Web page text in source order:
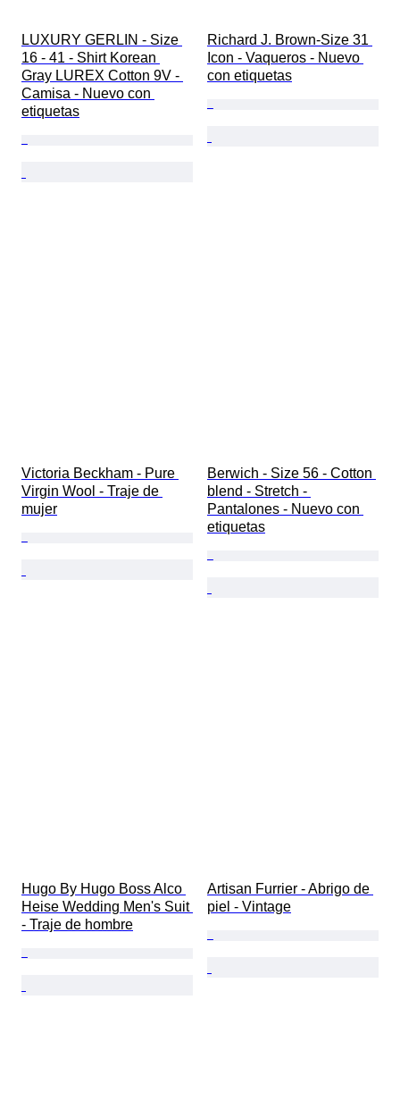
LUXURY GERLIN - Size
16 - 41 - Shirt Korean
Gray LUREX Cotton 9V -
Camisa - Nuevo con
etiquetas
Richard J. Brown-Size 31
Icon - Vaqueros - Nuevo
con etiquetas
Victoria Beckham - Pure
Virgin Wool - Traje de
mujer
Berwich - Size 56 - Cotton
blend - Stretch -
Pantalones - Nuevo con
etiquetas
Hugo By Hugo Boss Alco
Heise Wedding Men's Suit
- Traje de hombre
Artisan Furrier - Abrigo de
piel - Vintage